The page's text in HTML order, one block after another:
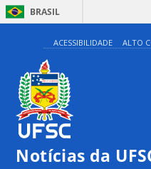
BRASIL
ACESSIBILIDADE ALTO
Notícias da